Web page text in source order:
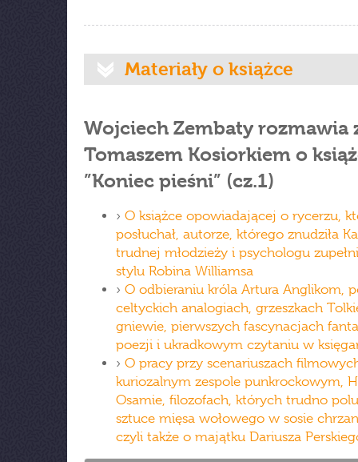
Materiały o książce
Wojciech Zembaty rozmawia
Tomaszem Kosiorkiem o
”Koniec pieśni” (cz.1)
› O książce opowiadającej o rycerzu,
posłuchał, autorze, którego znudziła
trudnej młodzieży i psychologu
stylu Robina Williamsa
› O odbieraniu króla Artura Anglikom,
celtyckich analogiach, grzeszkach
gniewie, pierwszych fascynacjach
poezji i ukradkowym czytaniu w
› O pracy przy scenariuszach
kuriozalnym zespole punkrockowym,
Osamie, filozofach, których trudno
sztuce mięsa wołowego w sosie
czyli także o majątku Dariusza